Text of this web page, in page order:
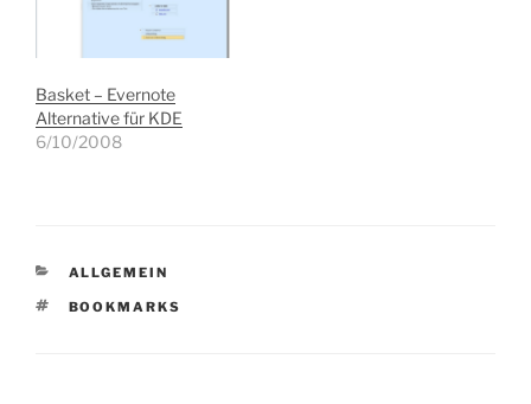
Evernote wird für
Windows und MacOS
angeboten und hätte sich
damit dann auch fast für
den Einsatz in…
Basket – Evernote
Alternative für KDE
6/10/2008
KATEGORIEN
ALLGEMEIN
SCHLAGWÖRTER
BOOKMARKS